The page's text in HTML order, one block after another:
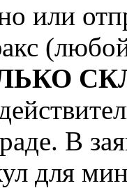
или
В
для